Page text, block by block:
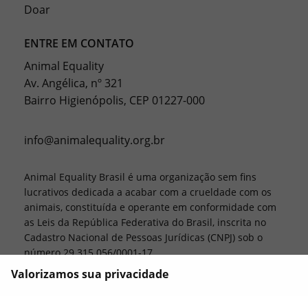
Doar
ENTRE EM CONTATO
Animal Equality
Av. Angélica, nº 321
Bairro Higienópolis, CEP 01227-000
info@animalequality.org.br
Animal Equality Brasil é uma organização sem fins
lucrativos dedicada a acabar com a crueldade com os
animais, constituída e operante em conformidade com
as Leis da República Federativa do Brasil, inscrita no
Cadastro Nacional de Pessoas Jurídicas (CNPJ) sob o
número 29.315.056/0001-17.
Animal Equality, Love Veg e iAnimal são marcas
Valorizamos sua privacidade